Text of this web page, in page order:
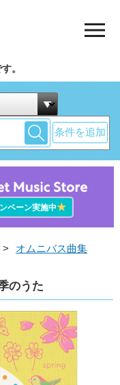
。
条件を追加
ペーン実施中★
> オムニバス曲集
のうた